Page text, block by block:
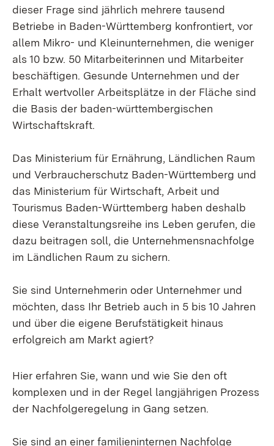
dieser Frage sind jährlich mehrere tausend
Betriebe in Baden-Württemberg konfrontiert, vor
allem Mikro- und Kleinunternehmen, die weniger
als 10 bzw. 50 Mitarbeiterinnen und Mitarbeiter
beschäftigen. Gesunde Unternehmen und der
Erhalt wertvoller Arbeitsplätze in der Fläche sind
die Basis der baden-württembergischen
Wirtschaftskraft.
Das Ministerium für Ernährung, Ländlichen Raum
und Verbraucherschutz Baden-Württemberg und
das Ministerium für Wirtschaft, Arbeit und
Tourismus Baden-Württemberg haben deshalb
diese Veranstaltungsreihe ins Leben gerufen, die
dazu beitragen soll, die Unternehmensnachfolge
im Ländlichen Raum zu sichern.
Sie sind Unternehmerin oder Unternehmer und
möchten, dass Ihr Betrieb auch in 5 bis 10 Jahren
und über die eigene Berufstätigkeit hinaus
erfolgreich am Markt agiert?
Hier erfahren Sie, wann und wie Sie den oft
komplexen und in der Regel langjährigen Prozess
der Nachfolgeregelung in Gang setzen.
Sie sind an einer familieninternen Nachfolge